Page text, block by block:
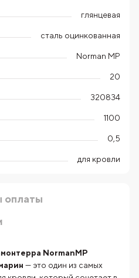
глянцевая
сталь оцинкованная
Norman MP
20
320834
1100
0,5
для кровли
оплаты
NormanMP
— это один из самых